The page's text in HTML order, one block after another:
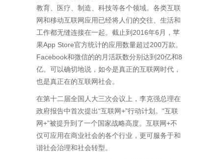
教育、医疗、制造、科技等各个领域。各类互联
网和移动互联网应用已经将人们的交往、生活和
工作都无缝连接在一起。截止到 2016年6 月，苹
果App Store官方统计的应用数量超过200万款。
Facebook和微信的的月活跃数分别达到 20亿和8
亿。可以确切地说，如今是真正的互联网时代，
也是真正在的互联网社会。
在第十二届全国人大三次会议上，李克强总理在
政府报告中首次提出“互联网+”行动计划。 “互联
网+”被提升到了一个国家战略高度。互联网+不
仅可应用在商业社会的各个行业，更可服务于和
谐社会治理和社会转型。